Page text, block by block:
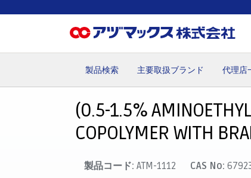
製品検索 主要取扱ブランド 代理店
(0.5-1.5%
COPOLYMER WITH
製品コード:ATM-1112 CAS No: